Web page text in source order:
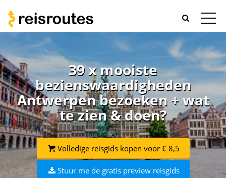
39 x mooiste
bezienswaardigheden
Antwerpen bezoeken + wat
te zien & doen?
Volledige reisgids kopen voor € 8,5
Stuur me de gratis preview reisgids